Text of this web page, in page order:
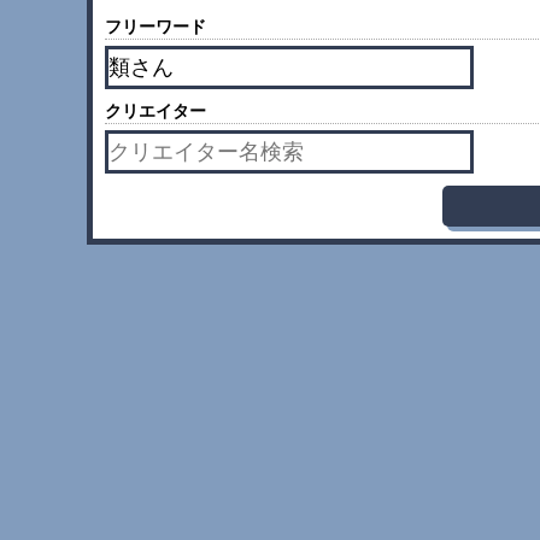
フリーワード
クリエイター